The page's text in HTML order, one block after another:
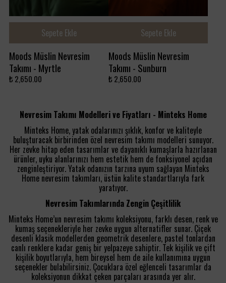
Sepete Ekle
Moods Müslin Nevresim
Takımı - Myrtle
₺ 2,650.00
Sepete Ekle
Moods Müslin Nevresim
Takımı - Sunburn
₺ 2,650.00
Nevresim Takımı Modelleri ve Fiyatları - Minteks Home
Minteks Home, yatak odalarınızı şıklık, konfor ve kaliteyle
buluşturacak birbirinden özel nevresim takımı modelleri sunuyor.
Her zevke hitap eden tasarımlar ve dayanıklı kumaşlarla hazırlanan
ürünler, uyku alanlarınızı hem estetik hem de fonksiyonel açıdan
zenginleştiriyor. Yatak odanızın tarzına uyum sağlayan Minteks
Home nevresim takımları, üstün kalite standartlarıyla fark
yaratıyor.
Nevresim Takımlarında Zengin Çeşitlilik
Minteks Home’un nevresim takımı koleksiyonu, farklı desen, renk ve
kumaş seçenekleriyle her zevke uygun alternatifler sunar. Çiçek
desenli klasik modellerden geometrik desenlere, pastel tonlardan
canlı renklere kadar geniş bir yelpazeye sahiptir. Tek kişilik ve çift
kişilik boyutlarıyla, hem bireysel hem de aile kullanımına uygun
seçenekler bulabilirsiniz. Çocuklara özel eğlenceli tasarımlar da
koleksiyonun dikkat çeken parçaları arasında yer alır.